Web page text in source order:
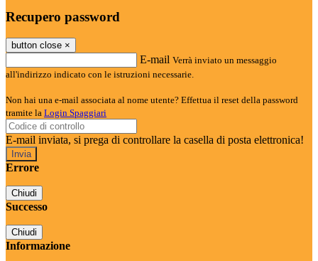
Recupero password
button close ×
E-mail Verrà inviato un messaggio
all'indirizzo indicato con le istruzioni necessarie.
Non hai una e-mail associata al nome utente? Effettua il reset della password
tramite la Login Spaggiari
E-mail inviata, si prega di controllare la casella di posta elettronica!
Errore
Chiudi
Successo
Chiudi
Informazione